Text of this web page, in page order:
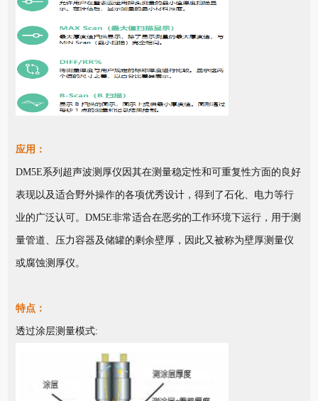
应用：
DM5E系列超声波测厚仪因其在测量稳定性和可重复性方面的良好
表现以及适合野外操作的各项优秀设计，得到了石化、电力等行
业的广泛认可。DM5E非常适合在恶劣的工作环境下运行，用于测
量管道、压力容器及储罐的剩余壁厚，因此又被称为壁厚测量仪
或腐蚀测厚仪。
特点：
透过涂层测量模式: